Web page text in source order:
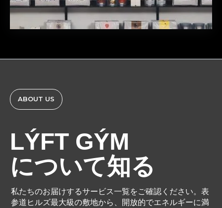
ABOUT US
LÝFT GÝM
について知る
私たちのお届けするサービス一覧をご確認ください。表
参道ヒルズ最大級の敷地から、開放的でエネルギーに満